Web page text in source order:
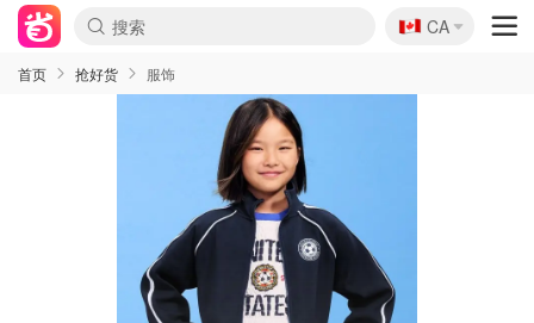
🇨🇦
CA
首页 抢好货 服饰